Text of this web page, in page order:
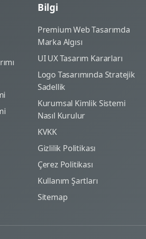
Bilgi
Premium Web Tasarımda
Marka Algısı
UI UX Tasarım Kararları
Logo Tasarımında Stratejik
Sadellik
Kurumsal Kimlik Sistemi
Nasıl Kurulur
KVKK
Gizlilik Politikası
Çerez Politikası
Kullanım Şartları
Sitemap